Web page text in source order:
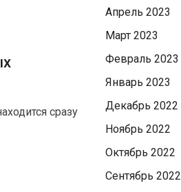
сразу
Апрель 2023
Март 2023
Февраль 2023
Январь 2023
Декабрь 2022
Ноябрь 2022
Октябрь 2022
Сентябрь 2022